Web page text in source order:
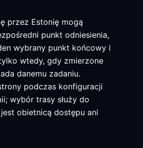
przez Estonię mogą
punkt odniesienia,
wybrany punkt końcowy i
wtedy, gdy zmierzone
danemu zadaniu.
podczas konfiguracji
wybór trasy służy do
obietnicą dostępu ani